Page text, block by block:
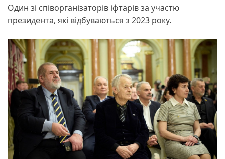
Один зі співорганізаторів іфтарів за участю
президента, які відбуваються з 2023 року.